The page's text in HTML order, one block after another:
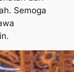
Semoga